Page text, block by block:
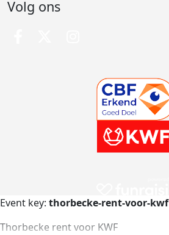
Volg ons
Event key: thorbecke-rent-voor-kwf
Thorbecke rent voor KWF